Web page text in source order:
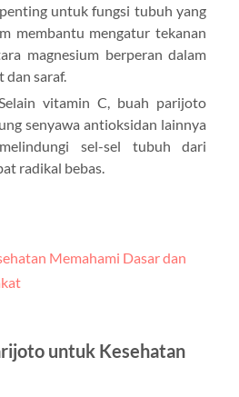
untuk fungsi tubuh yang
membantu mengatur tekanan
magnesium berperan dalam
dan saraf.
vitamin C, buah parijoto
senyawa antioksidan lainnya
sel-sel tubuh dari
radikal bebas.
Memahami Dasar dan
untuk Kesehatan